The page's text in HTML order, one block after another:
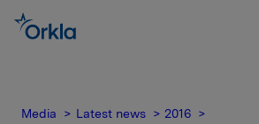
Media Latest news
2016